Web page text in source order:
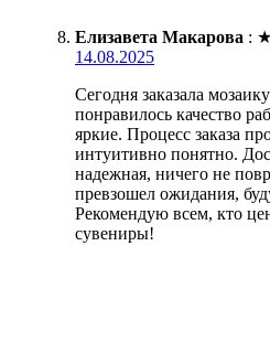
Елизавета Макарова : ★
14.08.2025
Сегодня заказала
понравилось качество
яркие. Процесс заказа
интуитивно понятно.
надежная, ничего не
превзошел ожидания,
Рекомендую всем, кто
сувениры!